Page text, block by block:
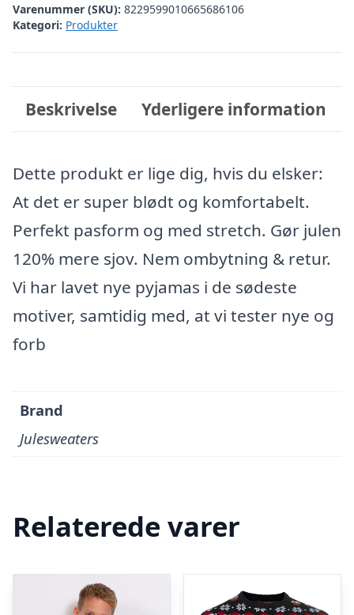
Varenummer (SKU): 8229599010665686106
Kategori: Produkter
Beskrivelse Yderligere information
Dette produkt er lige dig, hvis du elsker:
At det er super blødt og komfortabelt.
Perfekt pasform og med stretch. Gør julen
120% mere sjov. Nem ombytning & retur.
Vi har lavet nye pyjamas i de sødeste
motiver, samtidig med, at vi tester nye og
forb
Brand
Julesweaters
Relaterede varer